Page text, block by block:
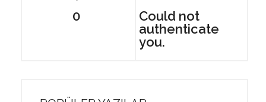
0
Could not
authenticate
you.